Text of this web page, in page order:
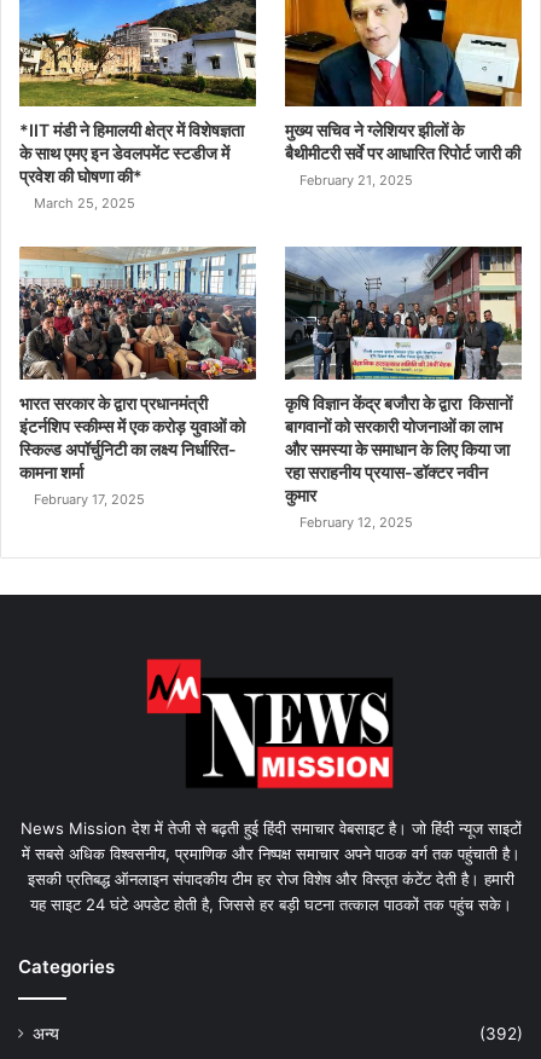
*IIT मंडी ने हिमालयी क्षेत्र में विशेषज्ञता
के साथ एमए इन डेवलपमेंट स्टडीज में
प्रवेश की घोषणा की*
March 25, 2025
मुख्य सचिव ने ग्लेशियर झीलों के
बैथीमीटरी सर्वे पर आधारित रिपोर्ट जारी की
February 21, 2025
भारत सरकार के द्वारा प्रधानमंत्री
इंटर्नशिप स्कीम्स में एक करोड़ युवाओं को
स्किल्ड अपॉर्चुनिटी का लक्ष्य निर्धारित-
कामना शर्मा
February 17, 2025
कृषि विज्ञान केंद्र बजौरा के द्वारा किसानों
बागवानों को सरकारी योजनाओं का लाभ
और समस्या के समाधान के लिए किया जा
रहा सराहनीय प्रयास-डॉक्टर नवीन
कुमार
February 12, 2025
News Mission देश में तेजी से बढ़ती हुई हिंदी समाचार वेबसाइट है। जो हिंदी न्यूज साइटों
में सबसे अधिक विश्वसनीय, प्रमाणिक और निष्पक्ष समाचार अपने पाठक वर्ग तक पहुंचाती है।
इसकी प्रतिबद्ध ऑनलाइन संपादकीय टीम हर रोज विशेष और विस्तृत कंटेंट देती है। हमारी
यह साइट 24 घंटे अपडेट होती है, जिससे हर बड़ी घटना तत्काल पाठकों तक पहुंच सके।
Categories
अन्य
(392)